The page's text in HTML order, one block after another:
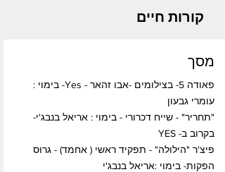
קורות חיים
מסך
פאודה 5- בצילומים -אבו זהאר - Yes- בימוי :
עומרי גבעון
"תחריר" - שייח דכרורי - בימוי : אריאל בנבג'י-
בקרוב ב- YES
פיצ'ר "הילולה" - תפקיד ראשי ( אחמד) - גרוס
הפקות- בימוי :אריאל בנבג'י